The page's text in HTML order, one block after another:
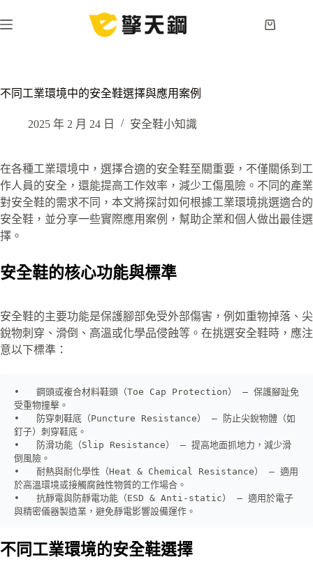
至
容
購
不同工業環境中的安全鞋選擇與應用案例
2025 年 2 月 24 日 安全鞋小知識
在各種工業環境中，選擇合適的安全鞋至關重要，不僅關係到工
作人員的安全，還能提高工作效率，減少工傷風險。不同的產業
對安全鞋的需求不同，本文將探討如何根據工業環境挑選適合的
安全鞋，並分享一些實際應用案例，幫助企業和個人做出最佳選
擇。
安全鞋的核心功能與標準
安全鞋的主要功能是保護腳部免受外部傷害，例如重物掉落、尖
銳物刺穿、滑倒、高溫或化學品侵蝕等。在挑選安全鞋時，應注
意以下標準：
•   鋼頭或複合材料鞋頭（Toe Cap Protection） – 保護腳趾免
受重物撞擊。
•   防穿刺鞋底（Puncture Resistance） – 防止尖銳物體（如
釘子）刺穿鞋底。
•   防滑功能（Slip Resistance） – 提高地面抓地力，減少滑
倒風險。
•   耐熱與耐化學性（Heat & Chemical Resistance） – 適用
於高溫環境或接觸腐蝕性物質的工作場合。
•   抗靜電與防靜電功能（ESD & Anti-static） – 適用於電子
與精密儀器製造業，避免靜電影響設備運作。
不同工業環境的安全鞋選擇